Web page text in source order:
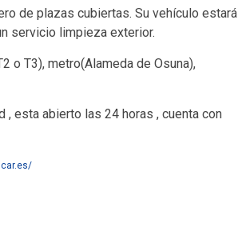
de plazas cubiertas. Su vehículo estará
servicio limpieza exterior.
o T3), metro(Alameda de Osuna),
, esta abierto las 24 horas , cuenta con